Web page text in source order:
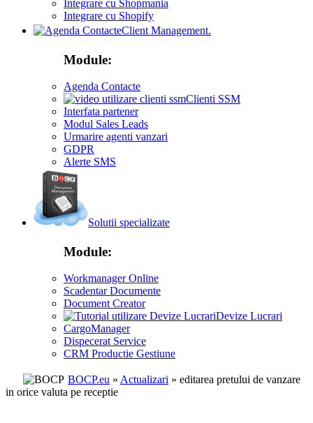
Integrare cu Shopmania
Integrare cu Shopify
Client Management.
Module:
Agenda Contacte
Clienti SSM
Interfata partener
Modul Sales Leads
Urmarire agenti vanzari
GDPR
Alerte SMS
Solutii specializate
Module:
Workmanager Online
Scadentar Documente
Document Creator
Devize Lucrari
CargoManager
Dispecerat Service
CRM Productie Gestiune
BOCP.eu » Actualizari » editarea pretului de vanzare
in orice valuta pe receptie